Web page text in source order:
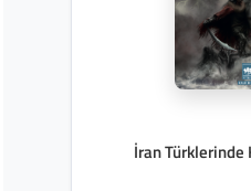
İran Türklerinde